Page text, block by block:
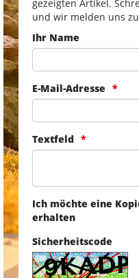
gezeigten Artikel.
und wir melden uns
Ihr Name
E-Mail-Adresse
Textfeld
Ich möchte eine
erhalten
Sicherheitscode